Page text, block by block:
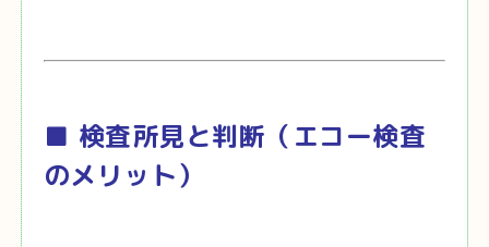
■ 検査所見と判断（エコー検査
のメリット）